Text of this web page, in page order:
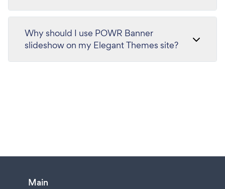
Why should I use POWR Banner
slideshow on my Elegant Themes site?
Main